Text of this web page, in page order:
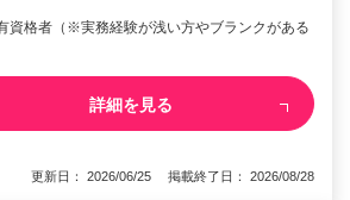
資格者（※実務経験が浅い方やブランクがある
詳細を見る
更新日： 2026/06/25 掲載終了日： 2026/08/28